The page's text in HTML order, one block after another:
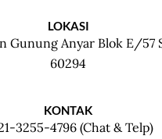
LOKASI
Gunung Anyar Blok E/57
60294
KONTAK
3255-4796 (Chat & Telp)